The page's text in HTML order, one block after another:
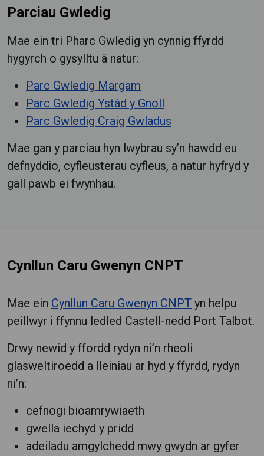
Parciau Gwledig
Mae ein tri Pharc Gwledig yn cynnig ffyrdd
hygyrch o gysylltu â natur:
Parc Gwledig Margam
Parc Gwledig Ystâd y Gnoll
Parc Gwledig Craig Gwladus
Mae gan y parciau hyn lwybrau sy’n hawdd eu
defnyddio, cyfleusterau cyfleus, a natur hyfryd y
gall pawb ei fwynhau.
Cynllun Caru Gwenyn CNPT
Mae ein Cynllun Caru Gwenyn CNPT yn helpu
peillwyr i ffynnu ledled Castell-nedd Port Talbot.
Drwy newid y ffordd rydyn ni’n rheoli
glasweltiroedd a lleiniau ar hyd y ffyrdd, rydyn
ni’n:
cefnogi bioamrywiaeth
gwella iechyd y pridd
adeiladu amgylchedd mwy gwydn ar gyfer